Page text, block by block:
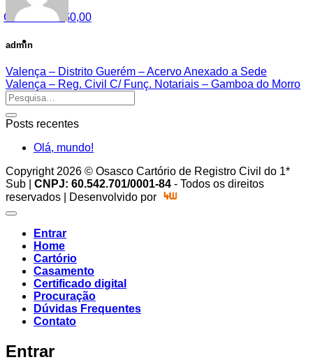
Carrinho /
R$0,00
admin
Valença – Distrito Guerém – Acervo Anexado a Sede
Valença – Reg. Civil C/ Funç. Notariais – Gamboa do Morro
Posts recentes
Olá, mundo!
Copyright 2026 © Osasco Cartório de Registro Civil do 1*
Sub | CNPJ: 60.542.701/0001-84 - Todos os direitos
reservados | Desenvolvido por
Entrar
Home
Cartório
Casamento
Certificado digital
Procuração
Dúvidas Frequentes
Contato
Entrar